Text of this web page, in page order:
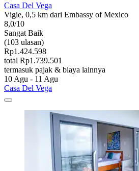
Casa Del Vega
Vigie, 0,5 km dari Embassy of Mexico
8,0/10
Sangat Baik
(103 ulasan)
Rp1.424.598
total Rp1.739.501
termasuk pajak & biaya lainnya
10 Agu - 11 Agu
Casa Del Vega